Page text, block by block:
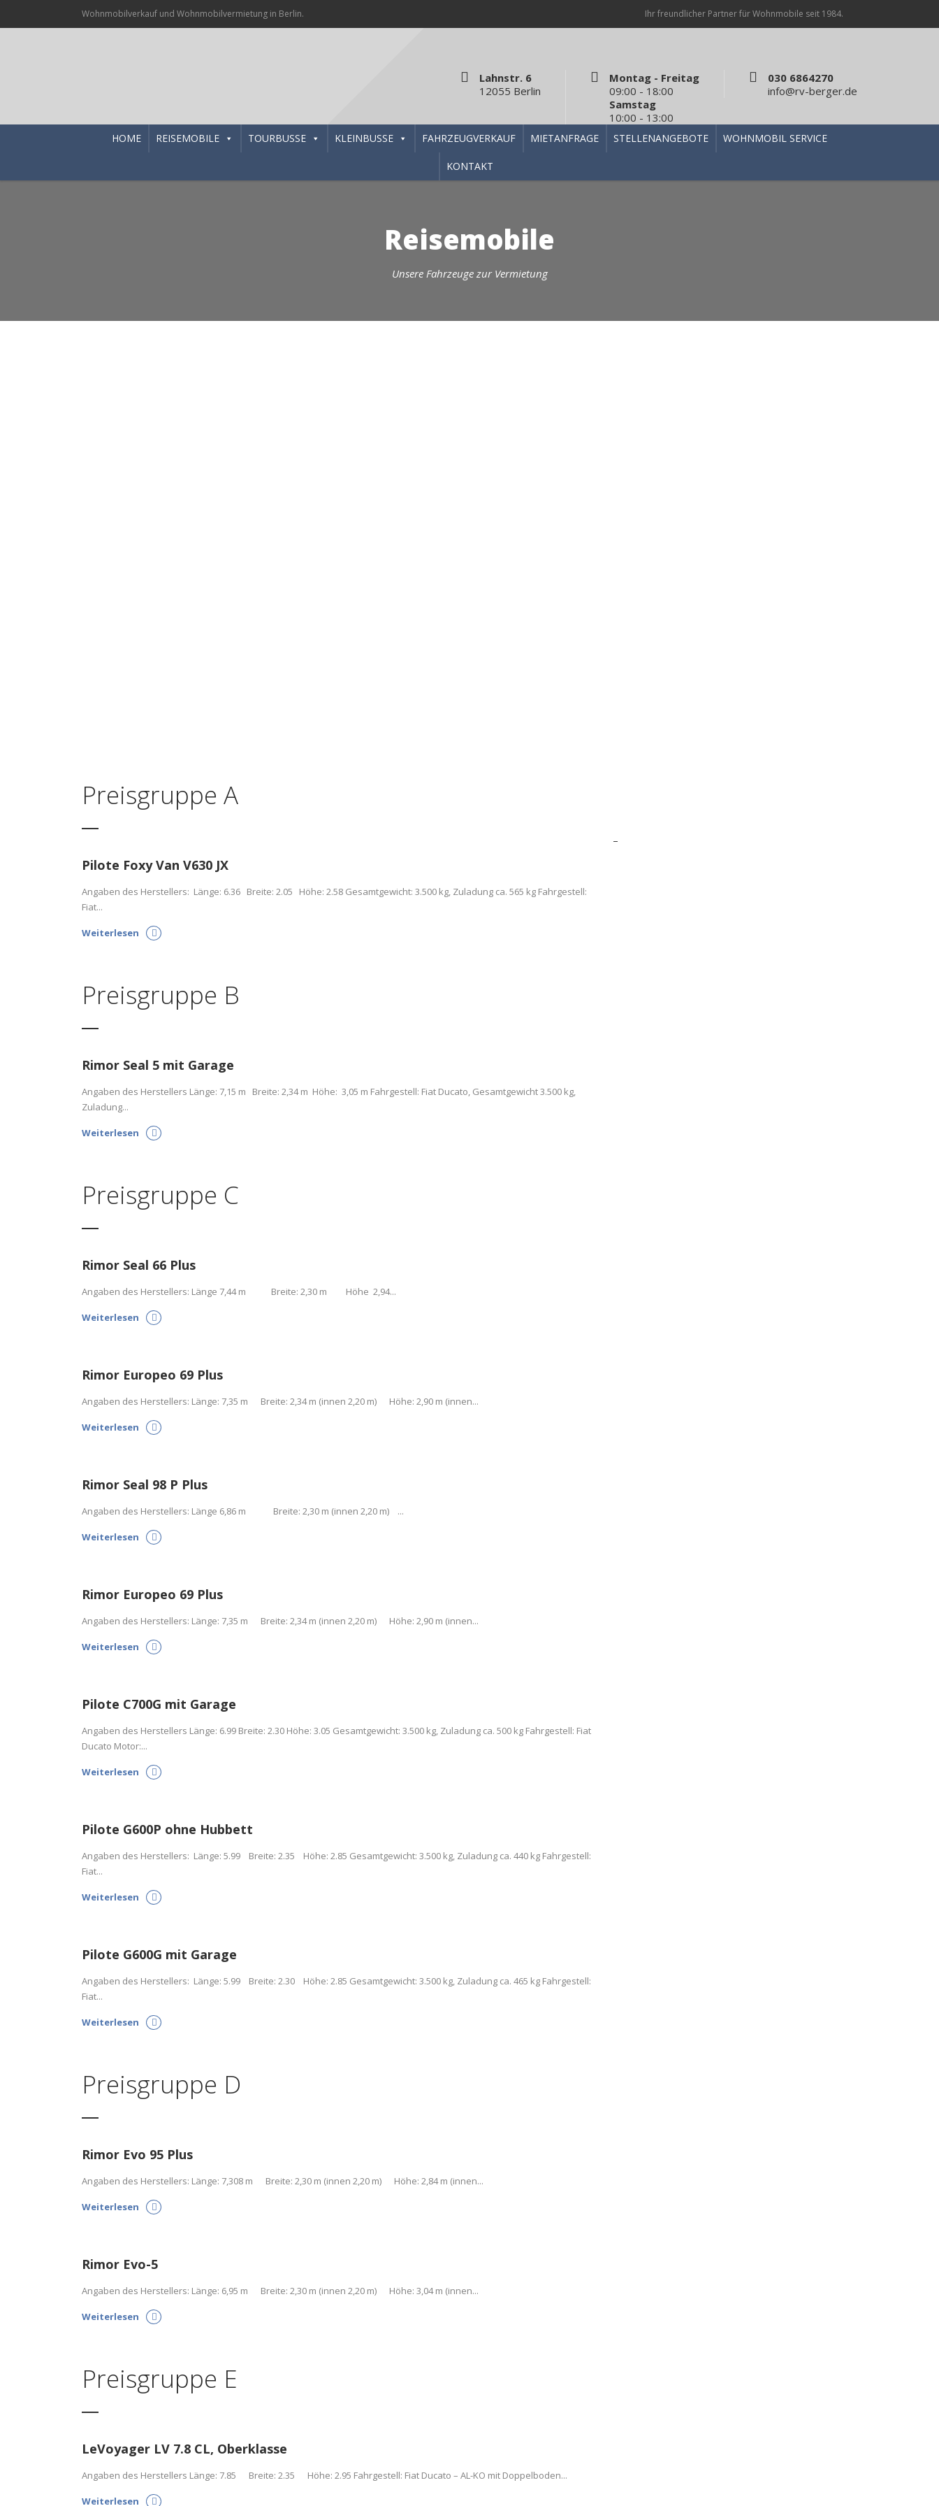
Wohnmobilverkauf und Wohnmobilvermietung in Berlin. Ihr freundlicher Partner für Wohnmobile seit 1984.
Lahnstr. 6
12055 Berlin
Montag - Freitag
09:00 - 18:00
Samstag
10:00 - 13:00
030 6864270
info@rv-berger.de
HOME REISEMOBILE TOURBUSSE KLEINBUSSE FAHRZEUGVERKAUF MIETANFRAGE STELLENANGEBOTE WOHNMOBIL SERVICE
KONTAKT
Reisemobile
Unsere Fahrzeuge zur Vermietung
Preisgruppe A
Pilote Foxy Van V630 JX
Angaben des Herstellers: Länge: 6.36 Breite: 2.05 Höhe: 2.58 Gesamtgewicht: 3.500 kg, Zuladung ca. 565 kg Fahrgestell:
Fiat...
Weiterlesen
Preisgruppe B
Rimor Seal 5 mit Garage
Angaben des Herstellers Länge: 7,15 m Breite: 2,34 m Höhe: 3,05 m Fahrgestell: Fiat Ducato, Gesamtgewicht 3.500 kg,
Zuladung...
Weiterlesen
Preisgruppe C
Rimor Seal 66 Plus
Angaben des Herstellers: Länge 7,44 m Breite: 2,30 m Höhe 2,94...
Weiterlesen
Rimor Europeo 69 Plus
Angaben des Herstellers: Länge: 7,35 m Breite: 2,34 m (innen 2,20 m) Höhe: 2,90 m (innen...
Weiterlesen
Rimor Seal 98 P Plus
Angaben des Herstellers: Länge 6,86 m Breite: 2,30 m (innen 2,20 m) ...
Weiterlesen
Rimor Europeo 69 Plus
Angaben des Herstellers: Länge: 7,35 m Breite: 2,34 m (innen 2,20 m) Höhe: 2,90 m (innen...
Weiterlesen
Pilote C700G mit Garage
Angaben des Herstellers Länge: 6.99 Breite: 2.30 Höhe: 3.05 Gesamtgewicht: 3.500 kg, Zuladung ca. 500 kg Fahrgestell: Fiat
Ducato Motor:...
Weiterlesen
Pilote G600P ohne Hubbett
Angaben des Herstellers: Länge: 5.99 Breite: 2.35 Höhe: 2.85 Gesamtgewicht: 3.500 kg, Zuladung ca. 440 kg Fahrgestell:
Fiat...
Weiterlesen
Pilote G600G mit Garage
Angaben des Herstellers: Länge: 5.99 Breite: 2.30 Höhe: 2.85 Gesamtgewicht: 3.500 kg, Zuladung ca. 465 kg Fahrgestell:
Fiat...
Weiterlesen
Preisgruppe D
Rimor Evo 95 Plus
Angaben des Herstellers: Länge: 7,308 m Breite: 2,30 m (innen 2,20 m) Höhe: 2,84 m (innen...
Weiterlesen
Rimor Evo-5
Angaben des Herstellers: Länge: 6,95 m Breite: 2,30 m (innen 2,20 m) Höhe: 3,04 m (innen...
Weiterlesen
Preisgruppe E
LeVoyager LV 7.8 CL, Oberklasse
Angaben des Herstellers Länge: 7.85 Breite: 2.35 Höhe: 2.95 Fahrgestell: Fiat Ducato – AL-KO mit Doppelboden...
Weiterlesen
–